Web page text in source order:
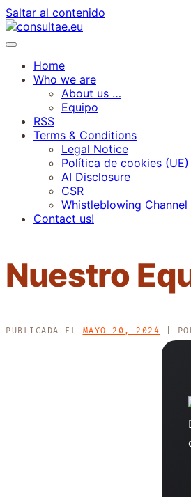
Saltar al contenido
Home
Who we are
About us …
Equipo
RSS
Terms & Conditions
Legal Notice
Política de cookies (UE)
AI Disclosure
CSR
Whistleblowing Channel
Contact us!
Nuestro
PUBLICADA EL MAYO 20, 2024